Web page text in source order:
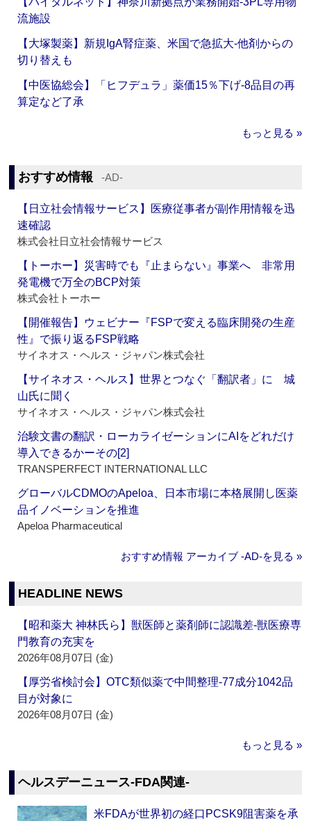
流施設
【大塚製薬】新規IgA腎症薬、米国で急拡大‐他剤からの
切り替えも
【中医協総会】「ヒフデュラ」薬価15％下げ‐8品目の再
算定など了承
もっと見る »
おすすめ情報 ‐AD‐
【日立社会情報サービス】医療従事者が副作用情報を迅
速確認
株式会社日立社会情報サービス
【トーホー】災害時でも『止まらない』事業へ 非常用
発電機で万全のBCP対策
株式会社トーホー
【開催報告】ウェビナー『FSPで変える臨床開発の生産
性』で振り返るFSP戦略
サイネオス・ヘルス・ジャパン株式会社
【サイネオス・ヘルス】世界とつなぐ「翻訳者」に 城
山氏に聞く
サイネオス・ヘルス・ジャパン株式会社
治験文書の翻訳・ローカライゼーションにAIをどれだけ
導入できるかーその[2]
TRANSPERFECT INTERNATIONAL LLC
グローバルCDMOのApeloa、日本市場に本格展開し医薬
品イノベーションを推進
Apeloa Pharmaceutical
おすすめ情報 アーカイブ ‐AD‐を見る »
HEADLINE NEWS
【昭和薬大 神林氏ら】獣医師と薬剤師に認識差‐獣医療専
門教育の充実を
2026年08月07日 (金)
【厚労省検討会】OTC類似薬で中間整理‐77成分1042品
目が対象に
2026年08月07日 (金)
もっと見る »
ヘルスデーニュース‐FDA関連‐
米FDAが世界初の経口PCSK9阻害薬を承